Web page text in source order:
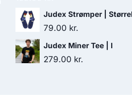
Judex Strømper |
79.00 kr.
Judex Miner Tee | l
279.00 kr.